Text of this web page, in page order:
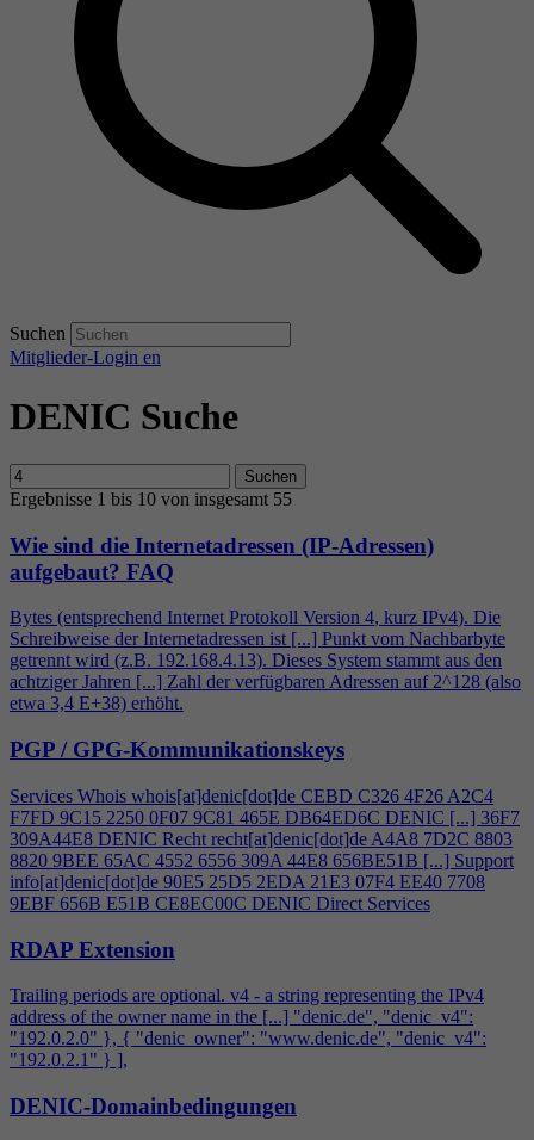
Suchen
Mitglieder-Login en
DENIC Suche
Suchen
Ergebnisse 1 bis 10 von insgesamt 55
Wie sind die Internetadressen (IP-Adressen)
aufgebaut? FAQ
Bytes (entsprechend Internet Protokoll Version 4, kurz IPv4). Die
Schreibweise der Internetadressen ist [...] Punkt vom Nachbarbyte
getrennt wird (z.B. 192.168.4.13). Dieses System stammt aus den
achtziger Jahren [...] Zahl der verfügbaren Adressen auf 2^128 (also
etwa 3,4 E+38) erhöht.
PGP / GPG-Kommunikationskeys
Services Whois whois[at]denic[dot]de CEBD C326 4F26 A2C4
F7FD 9C15 2250 0F07 9C81 465E DB64ED6C DENIC [...] 36F7
309A44E8 DENIC Recht recht[at]denic[dot]de A4A8 7D2C 8803
8820 9BEE 65AC 4552 6556 309A 44E8 656BE51B [...] Support
info[at]denic[dot]de 90E5 25D5 2EDA 21E3 07F4 EE40 7708
9EBF 656B E51B CE8EC00C DENIC Direct Services
RDAP Extension
Trailing periods are optional. v4 - a string representing the IPv4
address of the owner name in the [...] "denic.de", "denic_v4":
"192.0.2.0" }, { "denic_owner": "www.denic.de", "denic_v4":
"192.0.2.1" } ],
DENIC-Domainbedingungen